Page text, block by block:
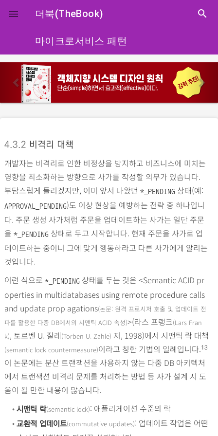
close
 더북(TheBook) search
마이크로서비스 패턴
p
r
u
s
e
4.3.2 비격리 대책
개발자는 비격리로 인한 비정상을 방지하고 비즈니스에 미치는
영향을 최소화하는 방향으로 사가를 작성할 의무가 있습니다.
부담스럽게 들리겠지만, 이미 앞서 나왔던 *_PENDING 상태(예:
APPROVAL_PENDING)도 이상 현상을 예방하는 전략 중 하나입니
다. 주문 생성 사가처럼 주문을 업데이트하는 사가는 일단 주문
을 *_PENDING 상태로 두고 시작합니다. 현재 주문을 사가로 업
데이트하는 중이니 그에 맞게 행동하라고 다른 사가에게 알리는
것입니다.
이런 식으로 *_PENDING 상태를 두는 것은 <Semantic ACID pr
operties in multidatabases using remote procedure calls
and update prop agations(논문: 원격 프로시저 호출 및 업데이트 전
파를 활용한 다중 DB에서의 시맨틱 ACID 속성)>(라스 프랭크(Lars Fran
k), 토르벤 U. 잘레(Torben U. Zahle) 저, 1998)에서 시맨틱 락 대책
(semantic lock countermeasure)이라고 칭한 기법의 일례입니다.13
이 논문에는 분산 트랜잭션을 사용하지 않는 다중 DB 아키텍처
에서 트랜잭션 비격리 문제를 처리하는 방법 등 사가 설계 시 도
움이 될 만한 내용이 많습니다.
• 시맨틱 락(semantic lock): 애플리케이션 수준의 락
• 교환적 업데이트(commutative updates): 업데이트 작업은 어떤